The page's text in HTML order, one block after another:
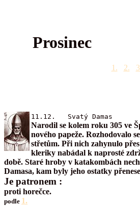
Prosinec
1. 2.
11.12. Svatý Damas
Narodil se kolem roku 305 ve
nového papeže. Rozhodovalo
střetům. Při nich zahynulo
kleriky nabádal k naprosté
době. Staré hroby v katakombách
Damasa, kam byly jeho ostatky
Je patronem :
proti horečce.
podle 1.